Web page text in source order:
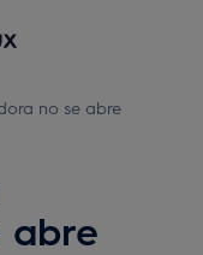
no se abre
abre